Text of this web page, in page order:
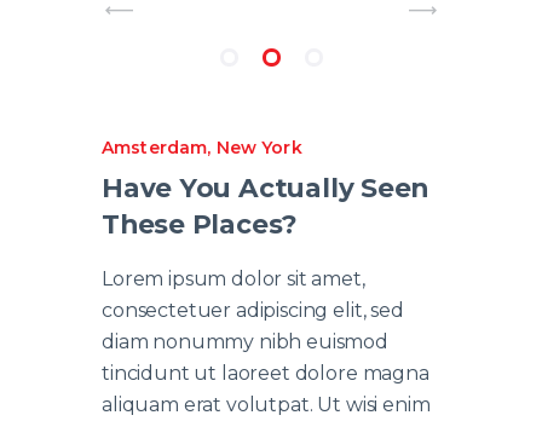
Amsterdam, New York
Have You Actually Seen
These Places?
Lorem ipsum dolor sit amet,
consectetuer adipiscing elit, sed
diam nonummy nibh euismod
tincidunt ut laoreet dolore magna
aliquam erat volutpat. Ut wisi enim